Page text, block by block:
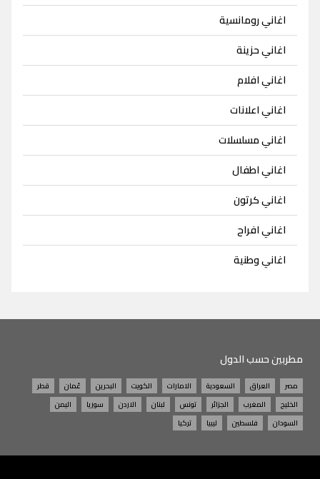
اغاني رومانسية
اغاني حزينة
اغاني افلام
اغاني اعلانات
اغاني مسلسلات
اغاني اطفال
اغاني كرتون
اغاني افراح
اغاني وطنية
مطربين حسب الدول
مصر العراق السعودية الامارات الكويت البحرين عُمان
قطر
الخليج
المغرب الجزائر تونس لبنان الاردن سوريا
اليمن
السودان
فلسطين ليبيا تركيا